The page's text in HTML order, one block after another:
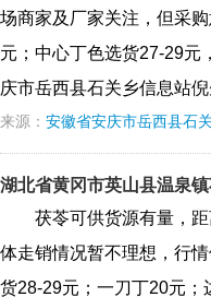
场商家及厂家关注，但采
元；中心丁色选货27-29元
庆市岳西县石关乡信息站
来源： 安徽省安庆市岳西县石
湖北省黄冈市英山县温泉
茯苓可供货源有量，
体走销情况暂不理想，行
货28-29元；一刀丁20元；